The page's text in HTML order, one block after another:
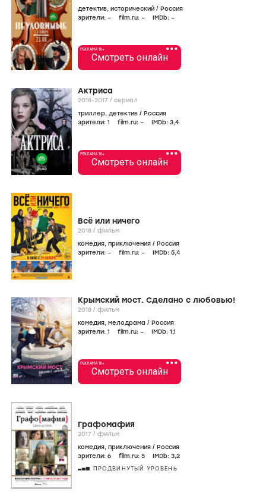
детектив, исторический / Россия
зрители: – film.ru: – IMDb: –
•••
РЕКЛАМА 18+
Смотреть онлайн
Актриса
2018-2017 / сериал
триллер, детектив / Россия
зрители: 1 film.ru: – IMDb: 3,4
•••
РЕКЛАМА 18+
Смотреть онлайн
Всё или ничего
2018 / фильм
комедия, приключения / Россия
зрители: – film.ru: – IMDb: 5,4
Крымский мост. Сделано с любовью!
2018 / фильм
комедия, мелодрама / Россия
зрители: 1 film.ru: – IMDb: 1,1
•••
РЕКЛАМА 18+
Смотреть онлайн
Графомафия
2017 / фильм
комедия, приключения / Россия
зрители: 6 film.ru: 5 IMDb: 3,2
ПРОДВИНУТЫЙ УРОВЕНЬ